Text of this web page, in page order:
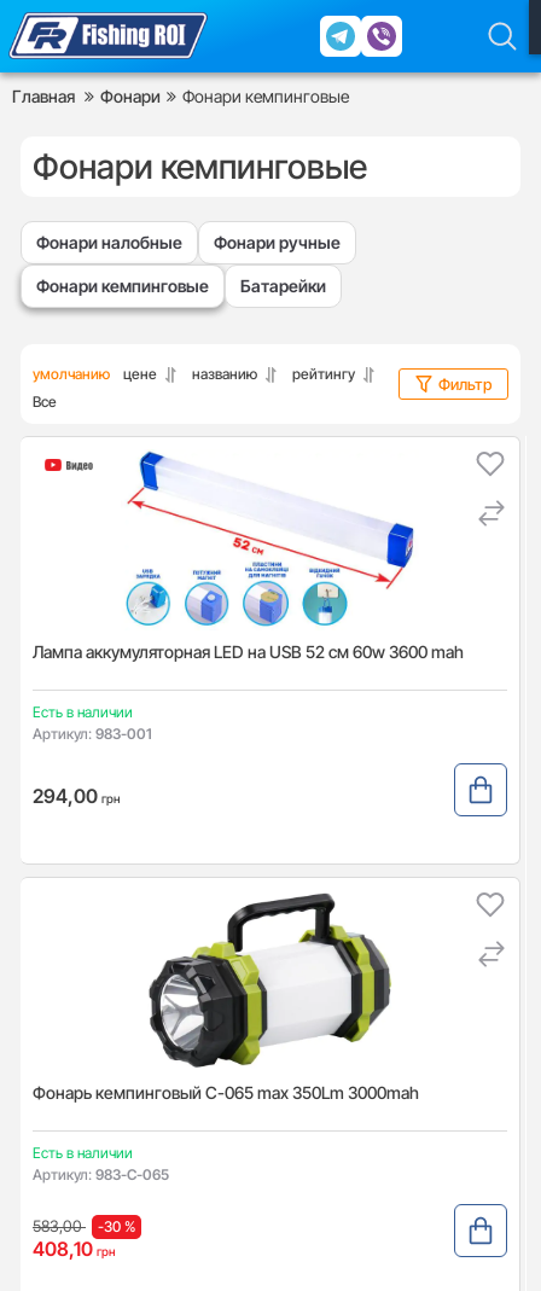
Главная Фонари Фонари кемпинговые
Фонари кемпинговые
Фонари налобные Фонари ручные
Фонари кемпинговые Батарейки
умолчанию цене названию
рейтингу
Все
Фильтр
Лампа аккумуляторная LED на USB 52 см 60w 3600 mah
Есть в наличии
Артикул: 983-001
294,00 грн
Фонарь кемпинговый С-065 max 350Lm 3000mah
Есть в наличии
Артикул: 983-C-065
583,00 -30 %
408,10 грн